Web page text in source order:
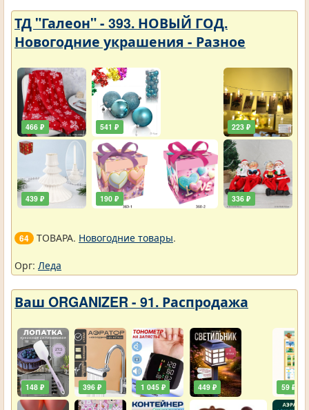
ТД "Галеон" - 393. НОВЫЙ ГОД.
Новогодние украшения - Разное
466 ₽
439 ₽
541 ₽
190 ₽
223 ₽
336 ₽
64 ТОВАРА. Новогодние товары.
Орг: Леда
Ваш ORGANIZER - 91. Распродажа
148 ₽ 396 ₽ 1 045 ₽ 449 ₽ 59 ₽